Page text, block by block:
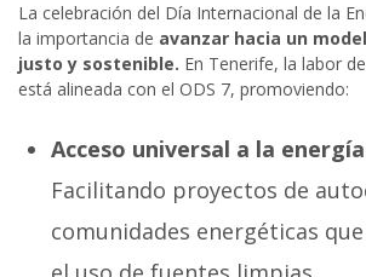
La celebración del Día Internacional de la
la importancia de avanzar hacia un
justo y sostenible. En Tenerife, la labor
está alineada con el ODS 7, promoviendo:
Acceso universal a la
Facilitando proyectos de
comunidades energéticas